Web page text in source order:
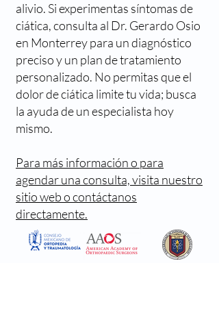
alivio. Si experimentas síntomas de
ciática, consulta al Dr. Gerardo Osio
en Monterrey para un diagnóstico
preciso y un plan de tratamiento
personalizado. No permitas que el
dolor de ciática limite tu vida; busca
la ayuda de un especialista hoy
mismo.
Para más información o para
agendar una consulta, visita nuestro
sitio web o contáctanos
directamente.